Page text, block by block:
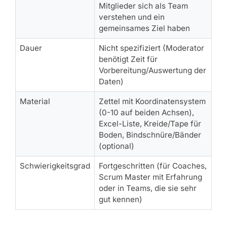
Mitglieder sich als Team
verstehen und ein
gemeinsames Ziel haben
Dauer
Nicht spezifiziert (Moderator
benötigt Zeit für
Vorbereitung/Auswertung der
Daten)
Material
Zettel mit Koordinatensystem
(0-10 auf beiden Achsen),
Excel-Liste, Kreide/Tape für
Boden, Bindschnüre/Bänder
(optional)
Schwierigkeitsgrad
Fortgeschritten (für Coaches,
Scrum Master mit Erfahrung
oder in Teams, die sie sehr
gut kennen)